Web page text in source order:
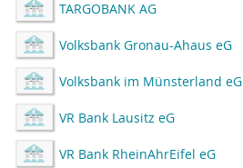
TARGOBANK AG
Volksbank Gronau-Ahaus eG
Volksbank im Münsterland eG
VR Bank Lausitz eG
VR Bank RheinAhrEifel eG